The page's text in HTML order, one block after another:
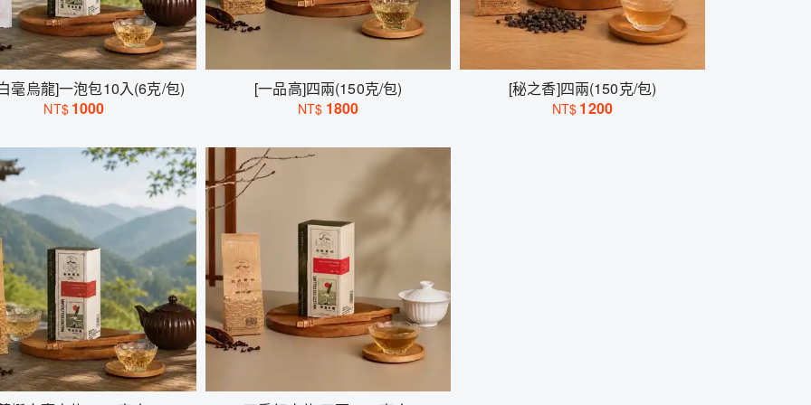
毫烏龍]一泡包10入(6克/包)
NT$ 1000
[一品高]四兩(150克/包)
NT$ 1800
[秘之香]四兩(150克/包)
NT$ 1200